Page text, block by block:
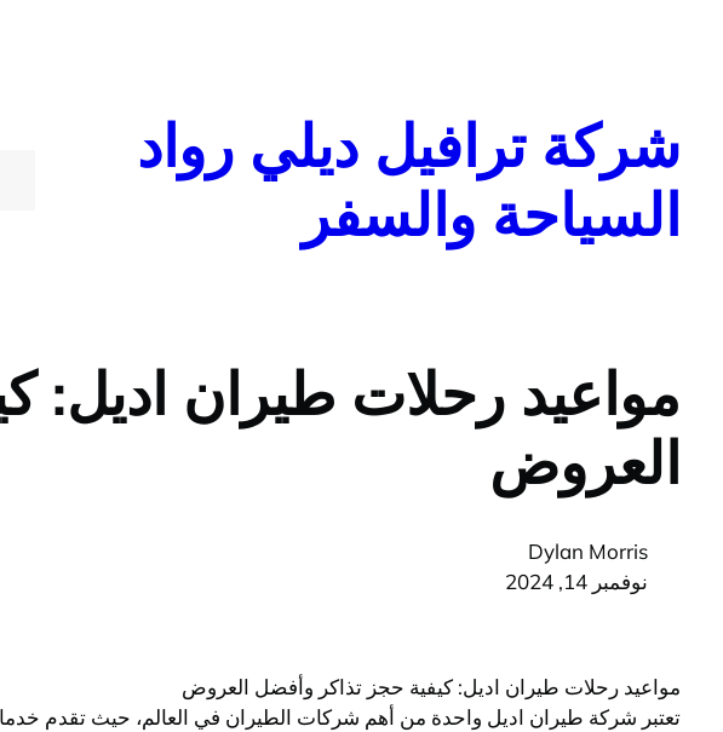
شركة ترافيل ديلي رواد
السياحة والسفر
مواعيد رحلات طيران اديل:
العروض
Dylan Morris
نوفمبر 14, 2024
مواعيد رحلات طيران اديل: كيفية حجز تذاكر وأفضل العروض
تعتبر شركة طيران اديل واحدة من أهم شركات الطيران في العالم، حيث تقدم